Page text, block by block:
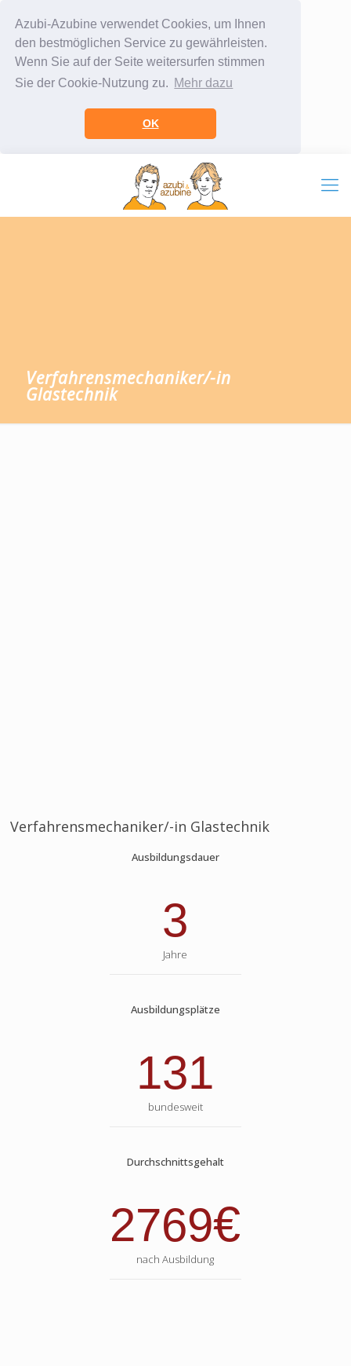
Azubi-Azubine verwendet Cookies, um Ihnen
den bestmöglichen Service zu gewährleisten.
Wenn Sie auf der Seite weitersurfen stimmen
Sie der Cookie-Nutzung zu. Mehr dazu
OK
Verfahrensmechaniker/-in
Glastechnik
Verfahrensmechaniker/-in Glastechnik
Ausbildungsdauer
3
Jahre
Ausbildungsplätze
131
bundesweit
Durchschnittsgehalt
2769€
nach Ausbildung